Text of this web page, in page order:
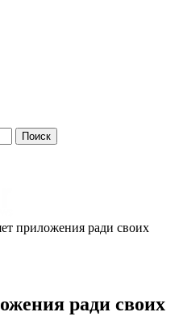
приложения ради своих
ради своих